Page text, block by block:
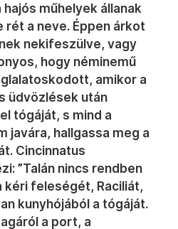
műhelyek állanak
rét a neve. Éppen árkot
nekifeszülve, vagy
hogy néminemű
amikor a
üdvözlések után
tógáját, s mind a
javára, hallgassa meg a
Cincinnatus
”Talán nincs rendben
kéri feleségét, Raciliát,
kunyhójából a tógáját.
a port, a